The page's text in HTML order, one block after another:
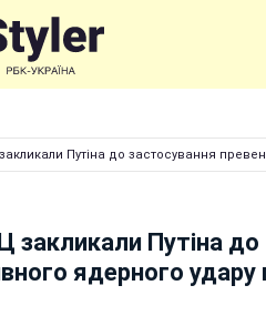
Путіна до застосування
закликали Путіна до
ядерного удару